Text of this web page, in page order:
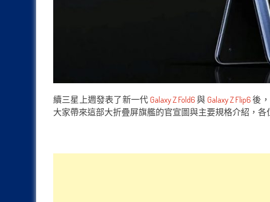
續三星上週發表了新一代Galaxy Z Fold6與Galaxy Z Flip6後
大家帶來這部大折疊屏旗艦的官宣圖與主要規格介紹，各